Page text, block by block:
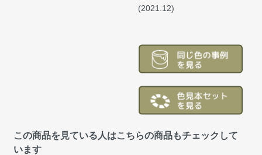
(2021.12)
この商品を見ている人はこちらの商品もチェックして
います